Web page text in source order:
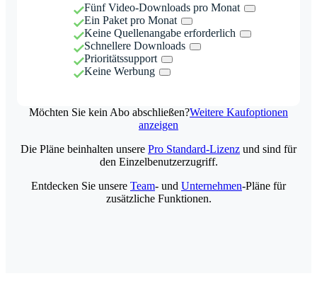
Fünf Video-Downloads pro Monat
Ein Paket pro Monat
Keine Quellenangabe erforderlich
Schnellere Downloads
Prioritätssupport
Keine Werbung
Möchten Sie kein Abo abschließen?Weitere Kaufoptionen
anzeigen
Die Pläne beinhalten unsere Pro Standard-Lizenz und sind für
den Einzelbenutzerzugriff.
Entdecken Sie unsere Team- und Unternehmen-Pläne für
zusätzliche Funktionen.